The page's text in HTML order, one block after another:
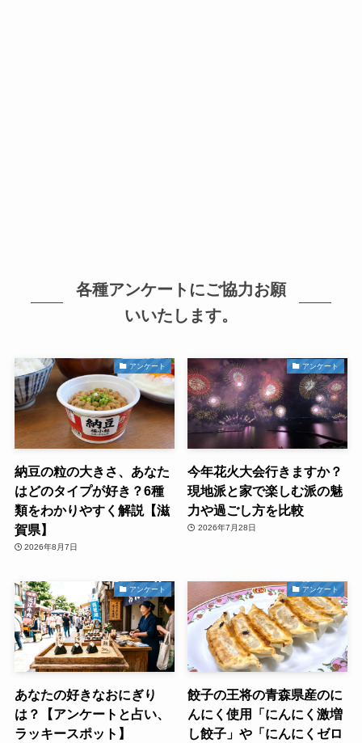
各種アンケートにご協力お願
いいたします。
アンケート
納豆の粒の大きさ、あなた
はどのタイプが好き？6種
類をわかりやすく解説【滋
賀県】
2026年8月7日
アンケート
今年花火大会行きますか？
現地派と家で楽しむ派の魅
力や過ごし方を比較
2026年7月28日
アンケート
あなたの好きなおにぎり
は？【アンケートと占い、
ラッキースポット】
アンケート
餃子の王将の青森県産のに
んにく使用「にんにく激増
し餃子」や「にんにくゼロ